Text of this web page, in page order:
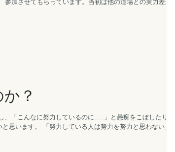
参加させてもらっています。当初は他の道場との実力差が圧
？
「こんなに努力しているのに.....」と愚痴をこぼしたり、
思います。 「努力している人は努力を努力と思わない」こ